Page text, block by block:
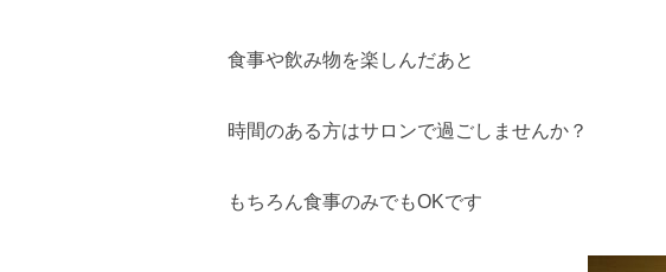
食事や飲み物を楽しんだあと
時間のある方はサロンで過ごしませんか？
もちろん食事のみでもOKです